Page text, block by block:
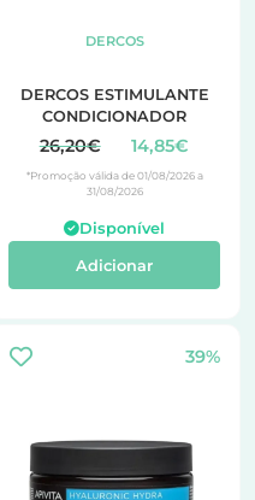
DERCOS
DERCOS ESTIMULANTE
CONDICIONADOR
26,20€ 14,85€
*Promoção válida de 01/08/2026 a
31/08/2026
Disponível
Adicionar
39%